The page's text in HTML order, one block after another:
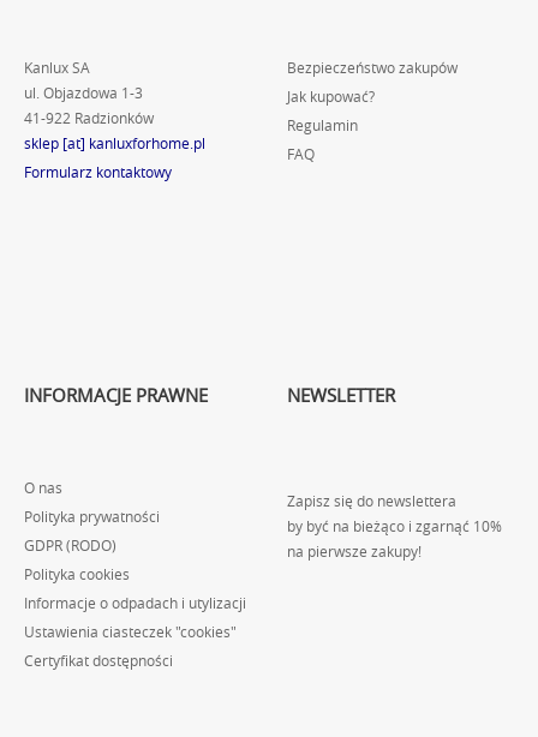
Kanlux SA
ul. Objazdowa 1-3
41-922 Radzionków
sklep [at] kanluxforhome.pl
Formularz kontaktowy
Bezpieczeństwo zakupów
Jak kupować?
Regulamin
FAQ
INFORMACJE PRAWNE
O nas
Polityka prywatności
GDPR (RODO)
Polityka cookies
Informacje o odpadach i utylizacji
Ustawienia ciasteczek "cookies"
Certyfikat dostępności
NEWSLETTER
Zapisz się do newslettera
by być na bieżąco i zgarnąć 10%
na pierwsze zakupy!